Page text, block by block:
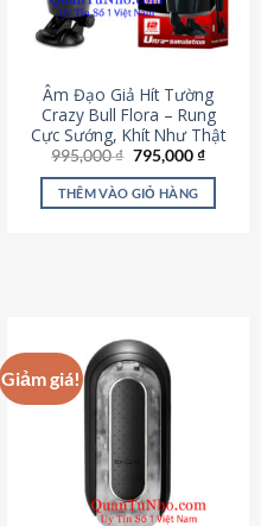
Âm Đạo Giả Hít Tường
Crazy Bull Flora – Rung
Cực Sướng, Khít Như Thật
995,000₫ Giá
là:
995,000 ₫.
795,000₫Giá
tại
THÊM VÀO GIỎ HÀNG
Giảm giá!